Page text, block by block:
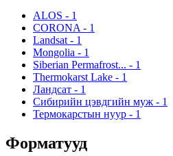
ALOS - 1
CORONA - 1
Landsat - 1
Mongolia - 1
Siberian Permafrost... - 1
Thermokarst Lake - 1
Ландсат - 1
Сибирийн цэвдгийн муж - 1
Термокарстын нуур - 1
Форматууд